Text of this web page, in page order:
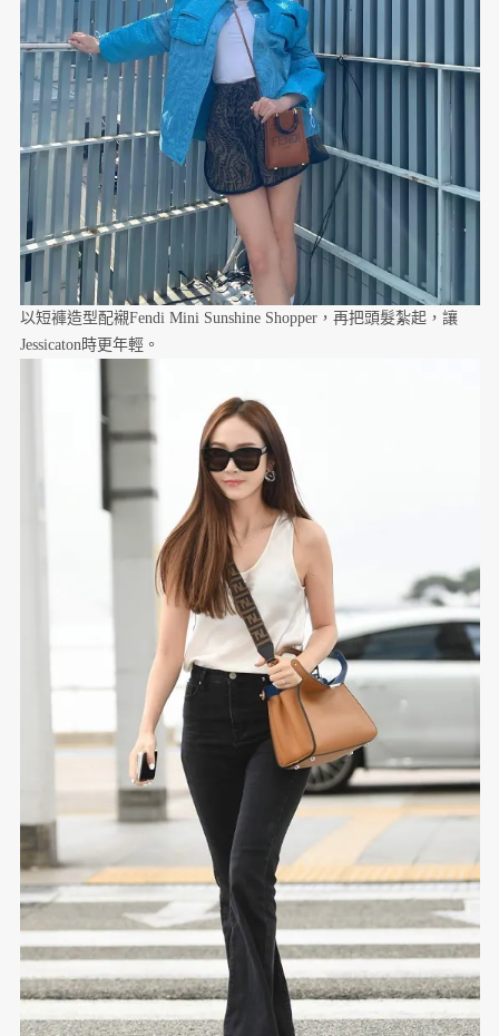
以短褲造型配襯Fendi Mini Sunshine Shopper，再把頭髮紮起，讓
Jessicaton時更年輕。